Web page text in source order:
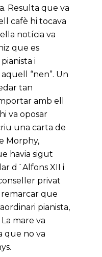
Resulta que va
cafè hi tocava
notícia va
que es
i
“nen”. Un
tan
amb ell
va oposar
una carta de
Morphy,
havia sigut
d´Alfons XII i
privat
remarcar que
pianista,
mare va
que no va